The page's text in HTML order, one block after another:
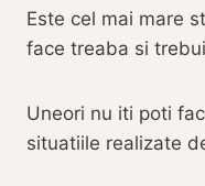
Este cel mai mare
face treaba si
Uneori nu iti poti
situatiile realizate